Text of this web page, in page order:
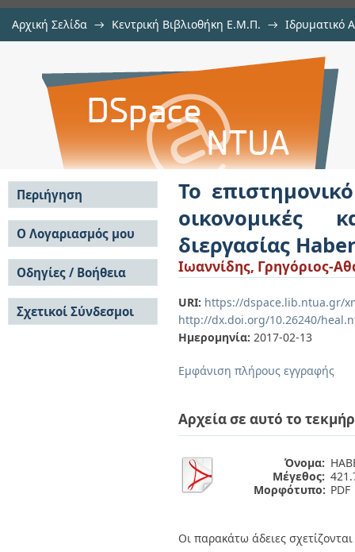
Αρχική Σελίδα → Κεντρική Βιβλιοθήκη Ε.Μ.Π. → Ιδρυματικό
Το επιστημονικό έργο του
τεχνολογικές επιπτώσεις της
Το
οικονομικές
διεργασίας
Ιωαννίδης, Γρηγόριος-
URI: https://dspace.lib.ntua.gr/
http://dx.doi.org/10.26240/
Ημερομηνία: 2017-02-13
Εμφάνιση πλήρους εγγραφής
Αρχεία σε αυτό το
Όνομα:
Μέγεθος:
Μορφότυπο: PDF
Οι παρακάτω άδειες
Περιήγηση
Σε όλο το DSpace
Κοινότητες & Συλλογές
Ανά Ημερομηνία
Έκδοσης
Συγγραφείς
Τίτλοι
Θέματα
Ο Λογαριασμός μου
Σύνδεση
Εγγραφή
Οδηγίες / Βοήθεια
Οδηγίες Υποβολής
Οδηγίες Χρήσης ΙΑ
Συχνές Ερωτήσεις
Σχετικοί Σύνδεσμοι